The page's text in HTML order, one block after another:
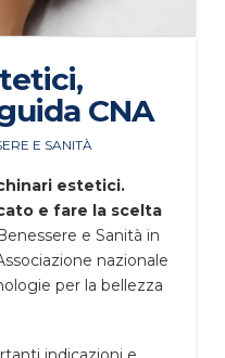
CNA
E SANITÀ
estetici.
e fare la scelta
e Sanità in
nazionale
per la bellezza